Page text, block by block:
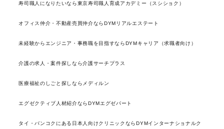
寿司職人になりたいなら東京寿司職人育成アカデミー（スシショク）
オフィス仲介・不動産売買仲介ならDYMリアルエステート
未経験からエンジニア・事務職を目指すならDYMキャリア（求職者向け）
介護の求人・案件探しなら介護サーチプラス
医療福祉のしごと探しならメディルン
エグゼクティブ人材紹介ならDYMエグゼパート
タイ・バンコクにある日本人向けクリニックならDYMインターナショナルク